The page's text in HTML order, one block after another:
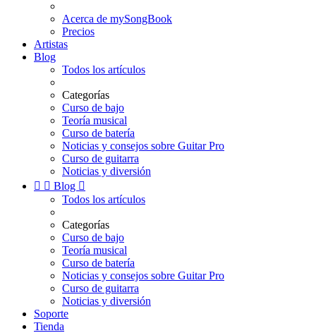
Acerca de mySongBook
Precios
Artistas
Blog
Todos los artículos
Categorías
Curso de bajo
Teoría musical
Curso de batería
Noticias y consejos sobre Guitar Pro
Curso de guitarra
Noticias y diversión
  Blog 
Todos los artículos
Categorías
Curso de bajo
Teoría musical
Curso de batería
Noticias y consejos sobre Guitar Pro
Curso de guitarra
Noticias y diversión
Soporte
Tienda